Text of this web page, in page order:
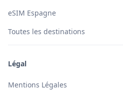
eSIM Espagne
Toutes les destinations
Légal
Mentions Légales